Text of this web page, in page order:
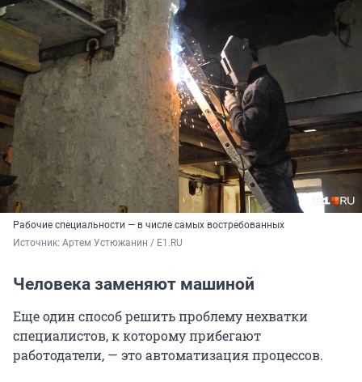
Рабочие специальности — в числе самых востребованных
Источник: Артем Устюжанин / E1.RU
Человека заменяют машиной
Еще один способ решить проблему нехватки
специалистов, к которому прибегают
работодатели, — это автоматизация процессов.